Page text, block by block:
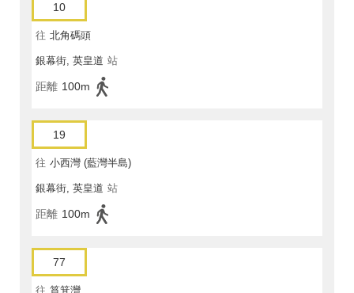
10
往 北角碼頭
銀幕街, 英皇道 站
距離 100m
19
往 小西灣 (藍灣半島)
銀幕街, 英皇道 站
距離 100m
77
往 筲箕灣